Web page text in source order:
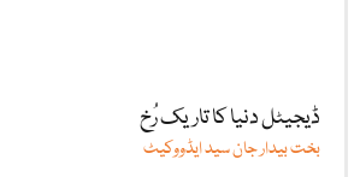
ڈیجیٹل دنیا کا تاریک رُخ
بخت بیدار جان سید ایڈووکیٹ